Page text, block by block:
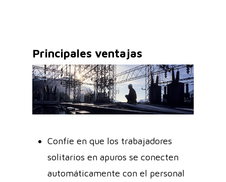
Principales ventajas
Confíe en que los trabajadores
solitarios en apuros se conecten
automáticamente con el personal